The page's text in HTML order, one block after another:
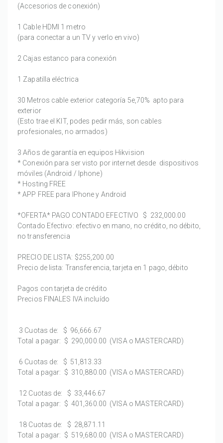
(Accesorios de conexión)
1 Cable HDMI 1 metro
(para conectar a un TV y verlo en vivo)
2 Cajas estanco para conexión
1 Zapatilla eléctrica
30 Metros cable exterior categoría 5e,70% apto para
exterior
(Esto trae el KIT, podes pedir más, son cables
profesionales, no armados)
3 Años de garantía en equipos Hikvision
* Conexión para ser visto por internet desde dispositivos
móviles (Android / Iphone)
* Hosting FREE
* APP FREE para IPhone y Android
*OFERTA* PAGO CONTADO EFECTIVO
$ 232,000.00
Contado Efectivo: efectivo en mano, no crédito, no débito,
no transferencia
PRECIO DE LISTA: $255,200.00
Precio de lista: Transferencia, tarjeta en 1 pago, débito
Pagos con tarjeta de crédito
Precios FINALES IVA incluído
3 Cuotas de:
$ 96,666.67
Total a pagar: $ 290,000.00 (VISA o MASTERCARD)
6 Cuotas de:
$ 51,813.33
Total a pagar: $ 310,880.00 (VISA o MASTERCARD)
12 Cuotas de:
$ 33,446.67
Total a pagar: $ 401,360.00 (VISA o MASTERCARD)
18 Cuotas de:
$ 28,871.11
Total a pagar: $ 519,680.00 (VISA o MASTERCARD)